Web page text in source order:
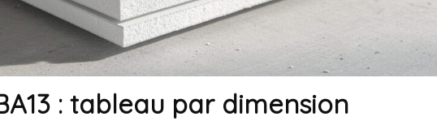
: tableau par dimension